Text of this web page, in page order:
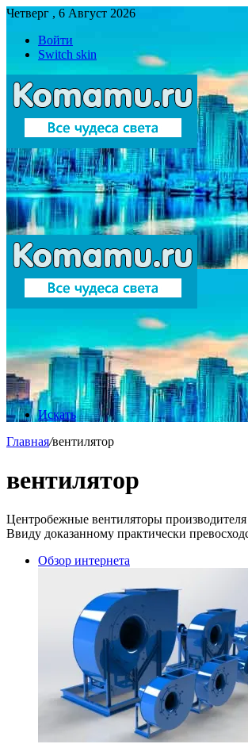
Четверг , 6 Август 2026
Войти
Switch skin
Искать
Главная/вентилятор
вентилятор
Центробежные вентиляторы
Ввиду доказанному практически
Обзор интернета